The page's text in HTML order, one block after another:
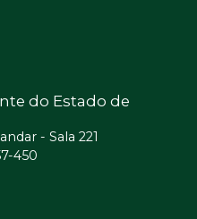
do Estado de
- Sala 221
450